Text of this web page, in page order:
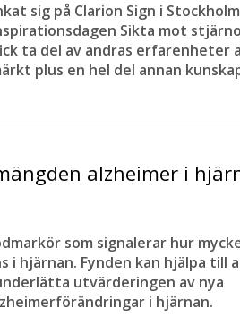
sig på Clarion Sign i
Sikta mot
ta del av andras erfarenheter
plus en hel del annan
alzheimer i
som signalerar hur
i hjärnan. Fynden kan hjälpa till
utvärderingen av nya
i hjärnan.